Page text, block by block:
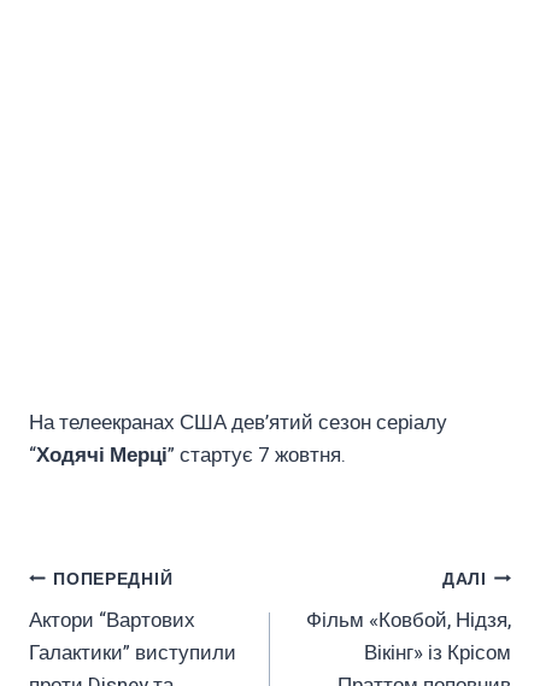
На телеекранах США дев’ятий сезон серіалу
“Ходячі Мерці” стартує 7 жовтня.
Навігація
Записів
ПОПЕРЕДНІЙ
Актори “Вартових
Галактики” виступили
ДАЛІ
Фільм «Ковбой, Нідзя,
Вікінг» із Крісом